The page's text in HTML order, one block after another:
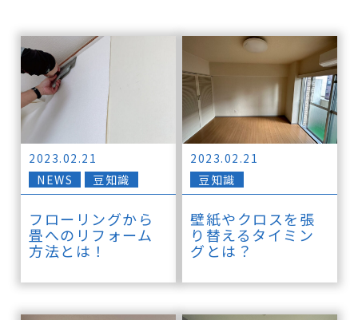
2023.02.21
NEWS
豆知識
フローリングから
畳へのリフォーム
方法とは！
2023.02.21
豆知識
壁紙やクロスを張
り替えるタイミン
グとは？